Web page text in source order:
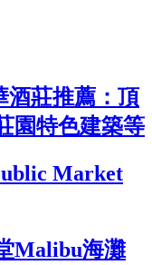
酒莊推薦：頂
園特色建築等
Market
Malibu海灘